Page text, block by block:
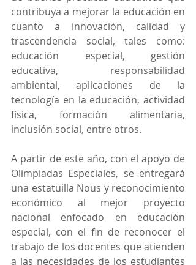
contribuya a mejorar la educación en
cuanto a innovación, calidad y
trascendencia social, tales como:
educación especial, gestión
educativa, responsabilidad
ambiental, aplicaciones de la
tecnología en la educación, actividad
física, formación alimentaria,
inclusión social, entre otros.
A partir de este año, con el apoyo de
Olimpiadas Especiales, se entregará
una estatuilla Nous y reconocimiento
económico al mejor proyecto
nacional enfocado en educación
especial, con el fin de reconocer el
trabajo de los docentes que atienden
a las necesidades de los estudiantes